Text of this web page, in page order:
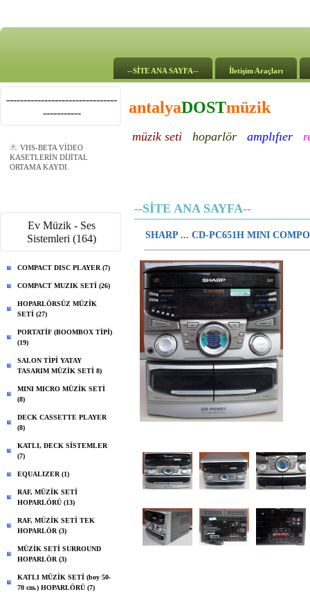
--SİTE ANA SAYFA-- İletişim Araçları
--------------------------------
-----------
VHS-BETA VİDEO
KASETLERİN DİJİTAL
ORTAMA KAYDI.
Ev Müzik - Ses
Sistemleri (164)
COMPACT DISC PLAYER (7)
COMPACT MUZIK SETİ (26)
HOPARLÖRSÜZ MÜZİK
SETİ (27)
PORTATİF (BOOMBOX TİPİ)
(19)
SALON TİPİ YATAY
TASARIM MÜZİK SETİ 8)
MINI MICRO MÜZİK SETİ
(8)
DECK CASSETTE PLAYER
(8)
KATLI, DECK SİSTEMLER
(7)
EQUALIZER (1)
RAF, MÜZİK SETİ
HOPARLÖRÜ (13)
RAF, MÜZİK SETİ TEK
HOPARLÖR (3)
MÜZİK SETİ SURROUND
HOPARLÖR (3)
KATLI MÜZİK SETİ (boy 50-
70 cm.) HOPARLÖRÜ (7)
antalyaDOSTmüzik
müzik seti hoparlör amplıfıer
--SİTE ANA SAYFA--
SHARP ... CD-PC651H MINI